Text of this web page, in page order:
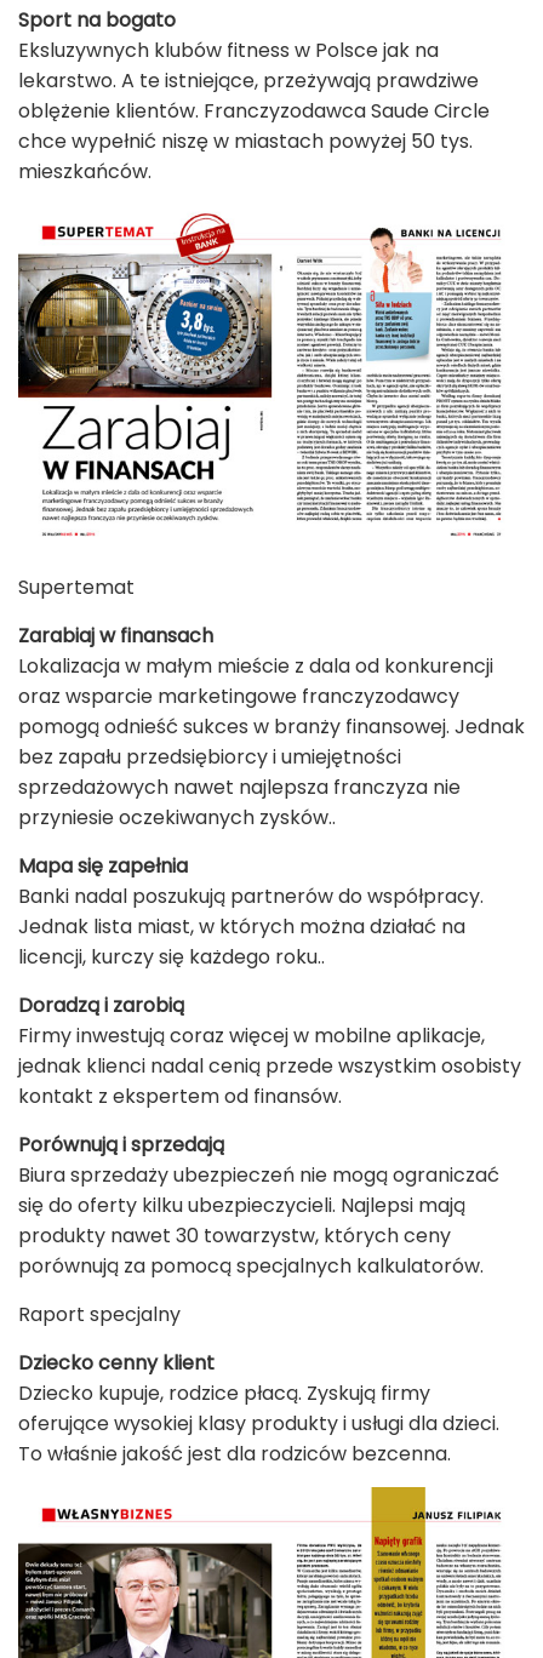
Sport na bogato
Eksluzywnych klubów fitness w Polsce jak na
lekarstwo. A te istniejące, przeżywają prawdziwe
oblężenie klientów. Franczyzodawca Saude Circle
chce wypełnić niszę w miastach powyżej 50 tys.
mieszkańców.
Supertemat
Zarabiaj w finansach
Lokalizacja w małym mieście z dala od konkurencji
oraz wsparcie marketingowe franczyzodawcy
pomogą odnieść sukces w branży finansowej. Jednak
bez zapału przedsiębiorcy i umiejętności
sprzedażowych nawet najlepsza franczyza nie
przyniesie oczekiwanych zysków..
Mapa się zapełnia
Banki nadal poszukują partnerów do współpracy.
Jednak lista miast, w których można działać na
licencji, kurczy się każdego roku..
Doradzą i zarobią
Firmy inwestują coraz więcej w mobilne aplikacje,
jednak klienci nadal cenią przede wszystkim osobisty
kontakt z ekspertem od finansów.
Porównują i sprzedają
Biura sprzedaży ubezpieczeń nie mogą ograniczać
się do oferty kilku ubezpieczycieli. Najlepsi mają
produkty nawet 30 towarzystw, których ceny
porównują za pomocą specjalnych kalkulatorów.
Raport specjalny
Dziecko cenny klient
Dziecko kupuje, rodzice płacą. Zyskują firmy
oferujące wysokiej klasy produkty i usługi dla dzieci.
To właśnie jakość jest dla rodziców bezcenna.